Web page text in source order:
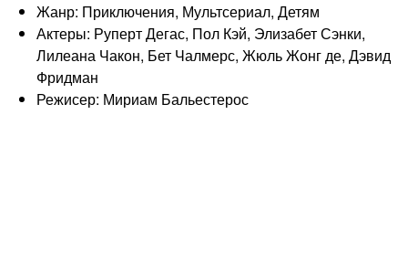
Жанр: Приключения, Мультсериал, Детям
Актеры: Руперт Дегас, Пол Кэй, Элизабет Сэнки,
Лилеана Чакон, Бет Чалмерс, Жюль Жонг де, Дэвид
Фридман
Режисер: Мириам Бальестерос